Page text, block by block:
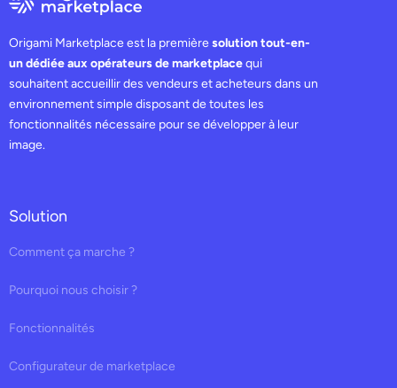
Origami Marketplace est la première solution tout-en-
un dédiée aux opérateurs de marketplacequi
souhaitent accueillir des vendeurs et acheteurs dans un
environnement simple disposant de toutes les
fonctionnalités nécessaire pour se développer à leur
image.
Solution
Comment ça marche ?
Pourquoi nous choisir ?
Fonctionnalités
Configurateur de marketplace